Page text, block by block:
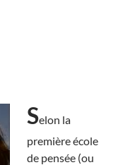
Selon la
première école
de pensée (ou